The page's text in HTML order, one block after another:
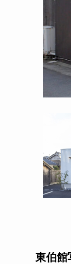
東伯館